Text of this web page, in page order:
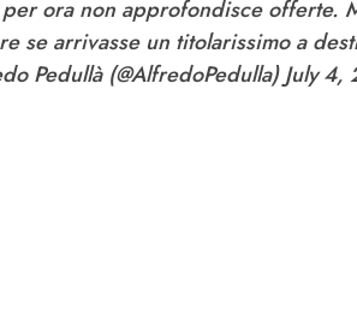
ora non approfondisce offerte.
se arrivasse un titolarissimo a
Pedullà (@AlfredoPedulla)July 4,